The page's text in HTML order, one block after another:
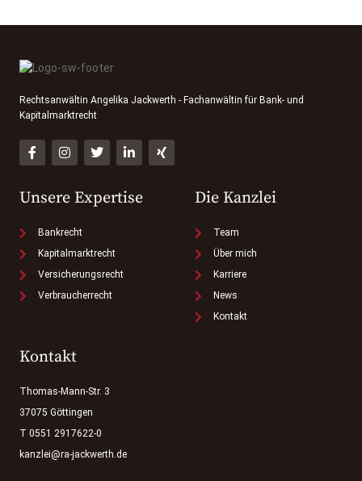
Rechtsanwältin Angelika Jackwerth - Fachanwältin für Bank- und
Kapitalmarktrecht
Unsere Expertise
Bankrecht
Kapitalmarktrecht
Versicherungsrecht
Verbraucherrecht
Die Kanzlei
Team
Über mich
Karriere
News
Kontakt
Kontakt
Thomas-Mann-Str. 3
37075 Göttingen
T 0551 2917622-0
kanzlei@ra-jackwerth.de